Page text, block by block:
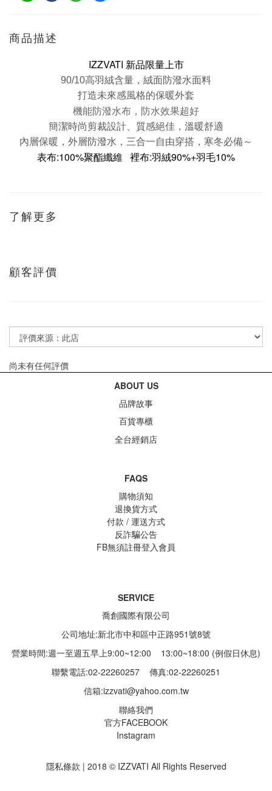
商品描述
IZZVATI 新品限量上市
90/10高羽絨含量， 絨面防潑水面料
打造未來感風格的保暖外套
機能防潑水布，防水效果超好
簡潔時尚剪裁設計、質感絕佳，溫暖舒適
內層保暖，外層防潑水，三合一自由穿搭，寒冬必備～
表布:100%聚酯纖維 裡布:羽絨90%+羽毛10%
了解更多
顧客評價
尚未有任何評價
ABOUT US
品牌故事
百貨專櫃
全台經銷店
FAQS
購物須知
退換貨方式
付款 / 運送方式
反詐騙公告
FB無須註冊登入會員
SERVICE
喬創國際有限公司
公司地址:新北市中和區中正路951號8號
營業時間:週一至週五早上9:00~12:00 13:00~18:00 (例假日休息)
聯繫電話:02-22260257 傳真:02-22260251
信箱:izzvati@yahoo.com.tw
聯絡我們
官方FACEBOOK
Instagram
隱私條款 | 2018 © IZZVATI All Rights Reserved